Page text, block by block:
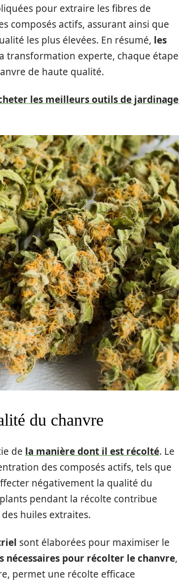
pour extraire les fibres de
composés actifs, assurant ainsi que
les plus élevées. En résumé, les
transformation experte, chaque étape
de haute qualité.
les meilleurs outils de jardinage
du chanvre
de la manière dont il est récolté. Le
des composés actifs, tels que
négativement la qualité du
pendant la récolte contribue
huiles extraites.
sont élaborées pour maximiser le
nécessaires pour récolter le chanvre,
permet une récolte efficace